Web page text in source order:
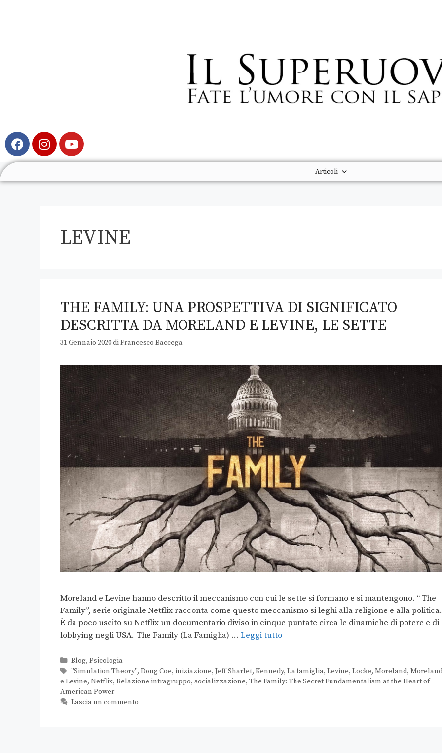
Articoli
LEVINE
THE FAMILY: UNA PROSPETTIVA DI SIGNIFICATO
DESCRITTA DA MORELAND E LEVINE, LE SETTE
31 Gennaio 2020diFrancesco Baccega
Moreland e Levine hanno descritto il meccanismo con cui le sette si formano e si mantengono. “The
Family”, serie originale Netflix racconta come questo meccanismo si leghi alla religione e alla politica.
È da poco uscito su Netflix un documentario diviso in cinque puntate circa le dinamiche di potere e di
lobbying negli USA. The Family (La Famiglia) … Leggi tutto
Blog, Psicologia
"Simulation Theory", Doug Coe, iniziazione, Jeff Sharlet, Kennedy, La famiglia, Levine, Locke, Moreland, Moreland
e Levine, Netflix, Relazione intragruppo, socializzazione, The Family: The Secret Fundamentalism at the Heart of
American Power
Lascia un commento